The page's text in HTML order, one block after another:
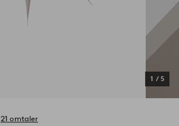
1 / 5
21 omtaler